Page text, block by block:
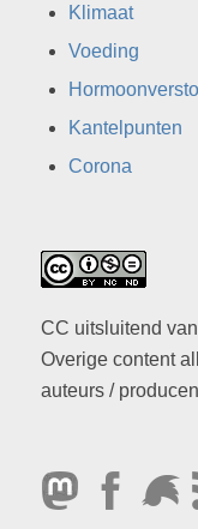
Klimaat
Voeding
Kantelpunten
Corona
CC uitsluitend
Overige content
auteurs /